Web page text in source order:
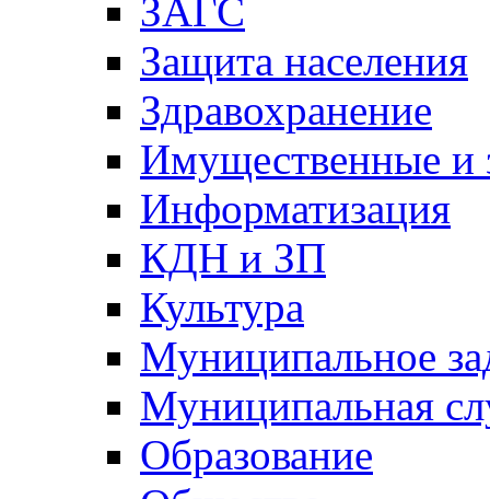
ЗАГС
Защита населения
Здравохранение
Имущественные и
Информатизация
КДН и ЗП
Культура
Муниципальное
Муниципальная
Образование